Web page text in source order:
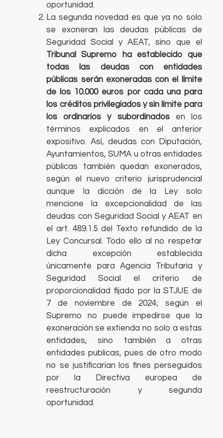
oportunidad.
La segunda novedad es que ya no solo
se exoneran las deudas públicas de
Seguridad Social y AEAT, sino que el
Tribunal Supremo ha establecido que
todas las deudas con entidades
públicas serán exoneradas con el límite
de los 10.000 euros por cada una para
los créditos privilegiados y sin límite para
los ordinarios y subordinadosen los
términos explicados en el anterior
expositivo. Así, deudas con Diputación,
Ayuntamientos, SUMA u otras entidades
públicas también quedan exonerados,
según el nuevo criterio jurisprudencial
aunque la dicción de la Ley solo
mencione la excepcionalidad de las
deudas con Seguridad Social y AEAT en
el art. 489.1.5 del Texto refundido de la
Ley Concursal. Todo ello al no respetar
dicha excepción establecida
únicamente para Agencia Tributaria y
Seguridad Social el criterio de
proporcionalidad fijado por la STJUE de
7 de noviembre de 2024; según el
Supremo no puede impedirse que la
exoneración se extienda no solo a estas
entidades, sino también a otras
entidades publicas, pues de otro modo
no se justificarían los fines perseguidos
por la Directiva europea de
reestructuración y segunda
oportunidad.